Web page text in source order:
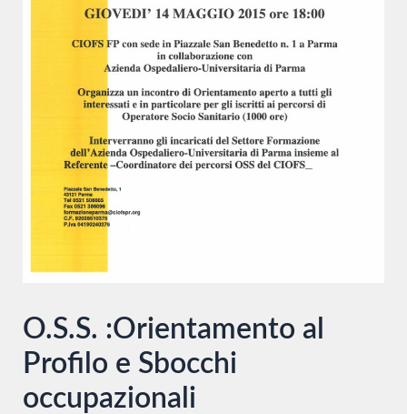
O.S.S. :Orientamento al
Profilo e Sbocchi
occupazionali